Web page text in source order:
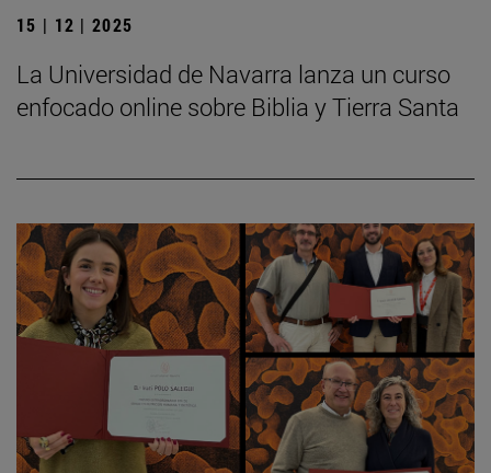
15 | 12 | 2025
La Universidad de Navarra lanza un curso
enfocado online sobre Biblia y Tierra Santa